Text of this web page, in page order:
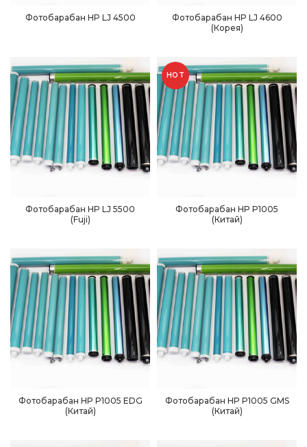
Фотобарабан HP LJ 4500
Фотобарабан HP LJ 4600
(Корея)
Фотобарабан HP LJ 5500
(Fuji)
HOT
Фотобарабан HP P1005
(Китай)
Фотобарабан HP P1005 EDG
(Китай)
Фотобарабан HP P1005 GMS
(Китай)